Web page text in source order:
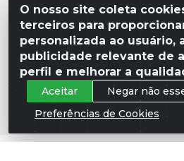
O nosso site coleta
terceiros para
personalizada ao usuário,
publicidade relevante de
perfil e melhorar a
Aceitar
Negar não
Preferências de Cookies
Matriz R3 Suprimentos - Rua
Goiás – Etapa III, Quadra: 15;
Goiânia/GO, CEP
10.641.901/